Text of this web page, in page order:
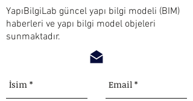
YapıBilgiLab güncel yapı bilgi modeli (BIM)
haberleri ve yapı bilgi model objeleri
sunmaktadır.